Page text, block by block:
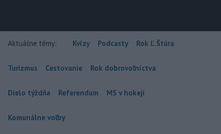
Aktuálne témy: Kvízy Podcasty Rok Ľ.Štúra
Turizmus Cestovanie Rok dobrovoľníctva
Dielo týždňa Referendum MS v hokeji
Komunálne voľby